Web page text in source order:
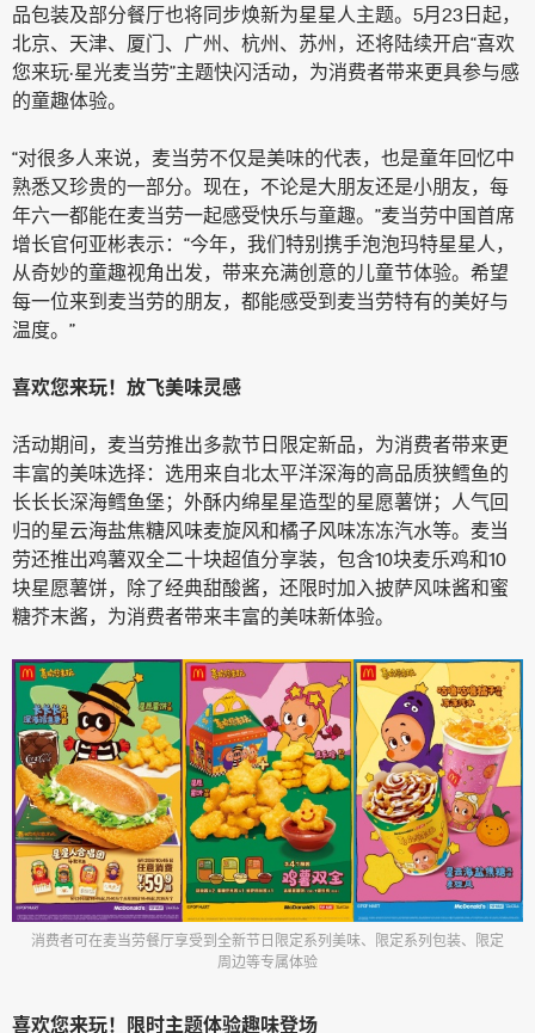
品包装及部分餐厅也将同步焕新为星星人主题。5月23日起，
北京、天津、厦门、广州、杭州、苏州，还将陆续开启“喜欢
您来玩·星光麦当劳”主题快闪活动，为消费者带来更具参与感
的童趣体验。
“对很多人来说，麦当劳不仅是美味的代表，也是童年回忆中
熟悉又珍贵的一部分。现在，不论是大朋友还是小朋友，每
年六一都能在麦当劳一起感受快乐与童趣。”麦当劳中国首席
增长官何亚彬表示：“今年，我们特别携手泡泡玛特星星人，
从奇妙的童趣视角出发，带来充满创意的儿童节体验。希望
每一位来到麦当劳的朋友，都能感受到麦当劳特有的美好与
温度。”
喜欢您来玩！放飞美味灵感
活动期间，麦当劳推出多款节日限定新品，为消费者带来更
丰富的美味选择：选用来自北太平洋深海的高品质狭鳕鱼的
长长长深海鳕鱼堡；外酥内绵星星造型的星愿薯饼；人气回
归的星云海盐焦糖风味麦旋风和橘子风味冻冻汽水等。麦当
劳还推出鸡薯双全二十块超值分享装，包含10块麦乐鸡和10
块星愿薯饼，除了经典甜酸酱，还限时加入披萨风味酱和蜜
糖芥末酱，为消费者带来丰富的美味新体验。
消费者可在麦当劳餐厅享受到全新节日限定系列美味、限定系列包装、限定
周边等专属体验
喜欢您来玩！限时主题体验趣味登场